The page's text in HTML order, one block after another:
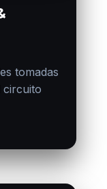
tomadas
circuito